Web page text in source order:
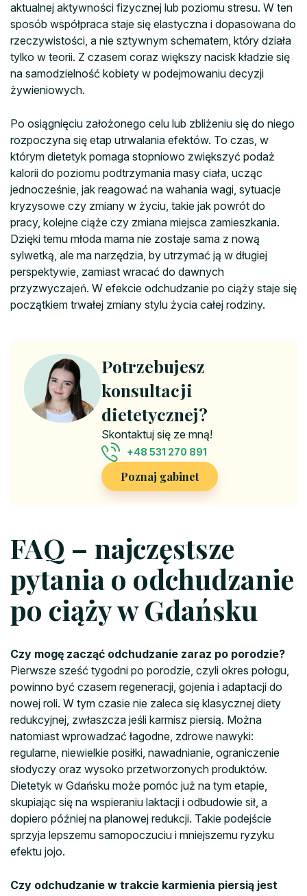
aktualnej aktywności fizycznej lub poziomu stresu. W ten
sposób współpraca staje się elastyczna i dopasowana do
rzeczywistości, a nie sztywnym schematem, który działa
tylko w teorii. Z czasem coraz większy nacisk kładzie się
na samodzielność kobiety w podejmowaniu decyzji
żywieniowych.
Po osiągnięciu założonego celu lub zbliżeniu się do niego
rozpoczyna się etap utrwalania efektów. To czas, w
którym dietetyk pomaga stopniowo zwiększyć podaż
kalorii do poziomu podtrzymania masy ciała, ucząc
jednocześnie, jak reagować na wahania wagi, sytuacje
kryzysowe czy zmiany w życiu, takie jak powrót do
pracy, kolejne ciąże czy zmiana miejsca zamieszkania.
Dzięki temu młoda mama nie zostaje sama z nową
sylwetką, ale ma narzędzia, by utrzymać ją w długiej
perspektywie, zamiast wracać do dawnych
przyzwyczajeń. W efekcie odchudzanie po ciąży staje się
początkiem trwałej zmiany stylu życia całej rodziny.
Potrzebujesz
konsultacji
dietetycznej?
Skontaktuj się ze mną!
+48 531 270 891
Poznaj gabinet
FAQ – najczęstsze
pytania o odchudzanie
po ciąży w Gdańsku
Czy mogę zacząć odchudzanie zaraz po porodzie?
Pierwsze sześć tygodni po porodzie, czyli okres połogu,
powinno być czasem regeneracji, gojenia i adaptacji do
nowej roli. W tym czasie nie zaleca się klasycznej diety
redukcyjnej, zwłaszcza jeśli karmisz piersią. Można
natomiast wprowadzać łagodne, zdrowe nawyki:
regularne, niewielkie posiłki, nawadnianie, ograniczenie
słodyczy oraz wysoko przetworzonych produktów.
Dietetyk w Gdańsku może pomóc już na tym etapie,
skupiając się na wspieraniu laktacji i odbudowie sił, a
dopiero później na planowej redukcji. Takie podejście
sprzyja lepszemu samopoczuciu i mniejszemu ryzyku
efektu jojo.
Czy odchudzanie w trakcie karmienia piersią jest